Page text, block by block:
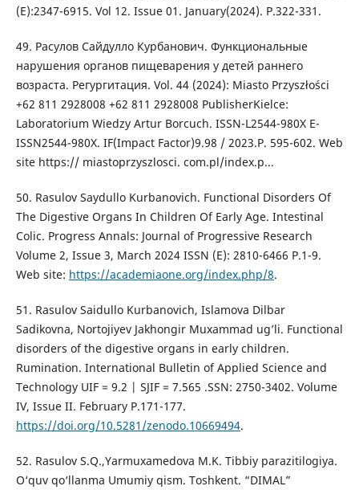
(E):2347-6915. Vol 12. Issue 01. January(2024). P.322-331.
49. Расулов Сайдулло Курбанович. Функциональные
нарушения органов пищеварения у детей раннего
возраста. Регургитация. Vol. 44 (2024): Miasto Przyszłości
+62 811 2928008 +62 811 2928008 PublisherKielce:
Laboratorium Wiedzy Artur Borcuch. ISSN-L2544-980X E-
ISSN2544-980X. IF(Impact Factor)9.98 / 2023.Р. 595-602. Web
site https:// miastoprzyszlosci. com.pl/index.p...
50. Rasulov Saydullo Kurbanovich. Functional Disorders Of
The Digestive Organs In Children Of Early Age. Intestinal
Colic. Progress Annals: Journal of Progressive Research
Volume 2, Issue 3, March 2024 ISSN (E): 2810-6466 Р.1-9.
Web site: https://academiaone.org/index.php/8.
51. Rasulov Saidullo Kurbanovich, Islamova Dilbar
Sadikovna, Nortojiyev Jakhongir Muxammad ug’li. Functional
disorders of the digestive organs in early children.
Rumination. International Bulletin of Applied Science and
Technology UIF = 9.2 | SJIF = 7.565 .SSN: 2750-3402. Volume
IV, Issue II. February Р.171-177.
https://doi.org/10.5281/zenodo.10669494.
52. Rasulov S.Q.,Yarmuxamedova M.K. Tibbiy parazitilogiya.
O‘quv qo‘llanma Umumiy qism. Toshkent. “DIMAL”